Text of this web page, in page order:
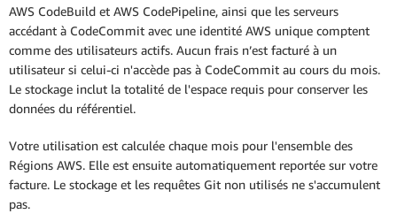
AWS CodeBuild et AWS CodePipeline, ainsi que les serveurs
accédant à CodeCommit avec une identité AWS unique comptent
comme des utilisateurs actifs. Aucun frais n’est facturé à un
utilisateur si celui-ci n'accède pas à CodeCommit au cours du mois.
Le stockage inclut la totalité de l'espace requis pour conserver les
données du référentiel.
Votre utilisation est calculée chaque mois pour l'ensemble des
Régions AWS. Elle est ensuite automatiquement reportée sur votre
facture. Le stockage et les requêtes Git non utilisés ne s'accumulent
pas.